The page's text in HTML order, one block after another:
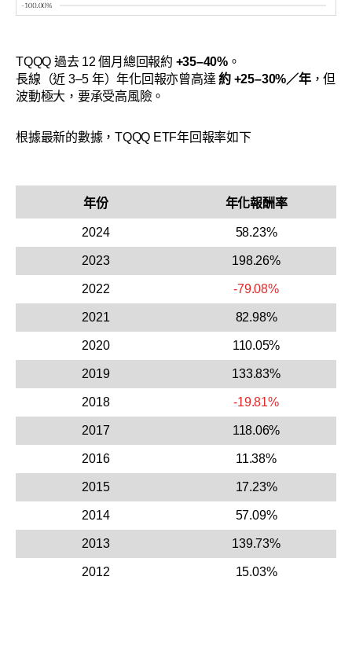
TQQQ 過去 12 個月總回報約 +35–40% 。
長線（近 3–5 年）年化回報亦曾高達約 +25–30%／年，但
波動極大，要承受高風險。
根據最新的數據，TQQQ ETF年回報率如下
年份 年化報酬率
2024 58.23%
2023 198.26%
2022 -79.08%
2021 82.98%
2020 110.05%
2019 133.83%
2018 -19.81%
2017 118.06%
2016 11.38%
2015 17.23%
2014 57.09%
2013 139.73%
2012 15.03%